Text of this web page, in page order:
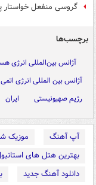
گروسی منفعل خواستار
برچسب‌ها
آژانس بین‌المللی انرژی
آژانس بین المللی انرژی اتمی
رژیم صهیونیستی
ایران
آپ آهنگ موزیک
بهترین هتل های
دانلود آهنگ جدید